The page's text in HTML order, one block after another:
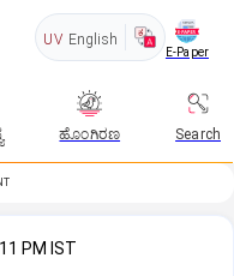
UV English
E-Paper
ಹೊಂಗಿರಣ Search
PM IST